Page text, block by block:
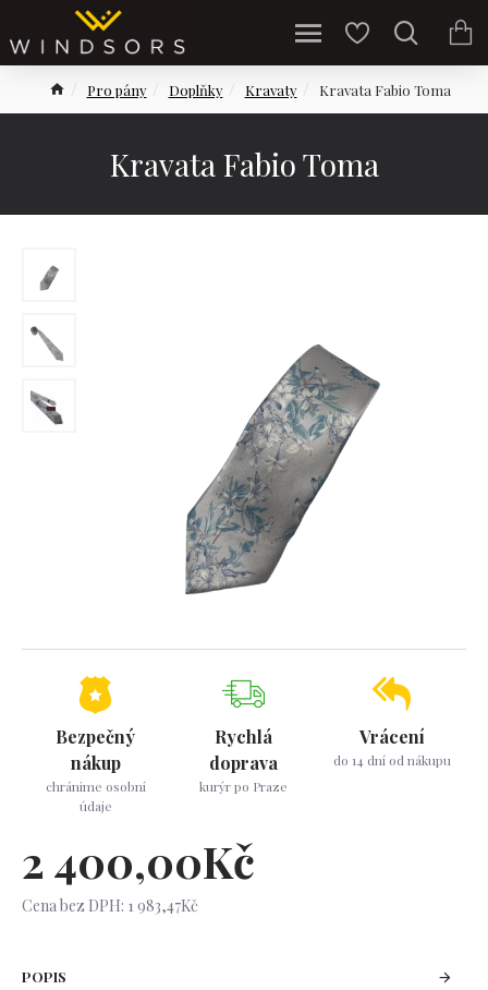
Pro pány Doplňky Kravaty Kravata Fabio Toma
Kravata Fabio Toma
Bezpečný
nákup
chránime osobní
údaje
Rychlá
doprava
kurýr po Praze
Vrácení
do 14 dní od nákupu
2 400,00Kč
Cena bez DPH: 1 983,47Kč
POPIS